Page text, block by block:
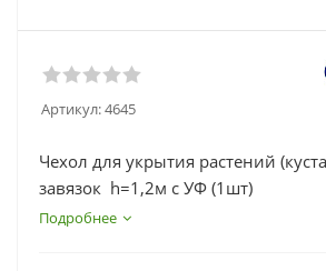
Артикул:4645
Чехол для укрытия растений
завязок h=1,2м с УФ (1шт)
Подробнее